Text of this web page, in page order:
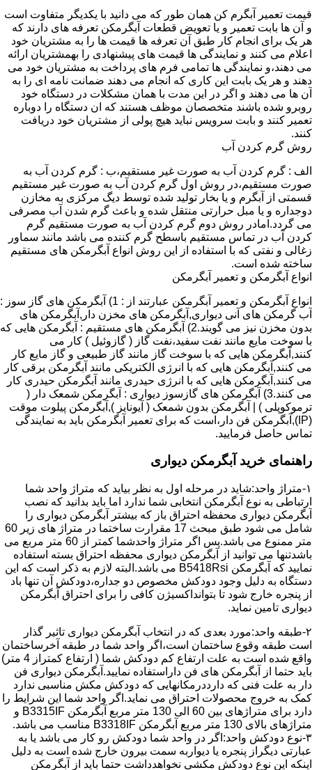
قیمت تعمیر آبگرم کن همان طور که می دانید با یکدیگر متفاوت است
و آن ها بابت تعمیر و یا تعویض قطعات آبگرمکن تعرفه های دارند که
هر یک برای انجام کار طبق آن تعرفه ها قیمت ها را به مشتریان خود
اعلام می کنند و نمایندگی ها قیمت های پیشنهادی را بهمشتریان ارائه
می دهند،و نمایندگی ها تمامی فرم های پرداخت به مشتریان خود می
دهند و هر یک بابت این کاری که انجام می دهند ضمانت نامه ای را به
آن ها می دهند و اگر در این مدت با همان مشکلات در دستگاه خود
روبرو شده باشند متخصصان موظف هستند که ان دستگاه را دوباره
تعمیر کنند و بابت سرویس نباید هیچ پولی از مشتریان خود دریافت
کنند.
روش گرم کردن آب
الف : گرم کردن آب به صورت غیر مستقیم،ب : گرم کردن آب به
صورت مستقیم،در روش اول گرم کردن آب به صورت غیر مستقیم
قسمتی از آبگرم و یا بخار تولید شده توسط دیگ مرکزی به مخازن
دوجداره و یا مبل حرارتی منتقل شده و باعث گرم شدن آب مصرفی
می گردد.امادر روش دوم گرم کردن آب به صورت مستقیم گرم
کردن آب در تماس مستقیم باسطح گرم کننده می باشد مانند سماور
زغالی و نفتی که با استفاده از این روش انواع آبگرمکن های مستقیم
ساخته شده است.
انواع آبگرمکن و تعمیر آبگرمکن
انواع آبگرمکن و تعمیر آبگرمکن عبارتند از : 1) آبگرمکن های گاز سوز :
آب گرمکن های آنی دیواری,آبگرمکن های مخزن دار,آبگرمکن های
بدون مخزن نیز می گویند.2) آبگرمکن های مستقیم : آبگرمکن هایی که
با سوخت مایع مانند نفت سفید،نفت گاز ( گازوئیل ) کار می
کنند,آبگرمکن هایی که با سوخت گاز مانند گاز طبیعی و گاز مایع کار
می کنند,آبگرمکن هایی که با انرژی الکتریکی مانند آبگرمکن برقی کار
می کنند,آبگرمکن هایی که با انرژی حیدری مانند آبگرمکن حیدری کار
می کنند.3) آبگرمکن های گازسوز دیواری : آبگرمکن شمعک دار (
ترموکوپلی ) | آبگرمکن بدون شمعک ( آیونایز ),آبگرمکن پیلوت موقت
(IP),آبگرمکن فن دار،است که برای تعمیر آبگرمکن باید به نمایندگی
تماس حاصل فرمایید.
راهنمای خرید آبگرمکن دیواری
۱-متراژ واحد:شاید در مرحله اول به نظر بیاید که متراژ واحد شما
ارتباطی به نوع آبگرمکن انتخابی شما ندارد اما باید بدانید که نصب
آبگرمکن دیواری محفظه احتراق باز که بیشتر آبگرمکن دیواری را
شامل می شود طبق مبحث 17 مقرارت ساختما در متراژ های زیر 60
متر ممنوع می باشد.پس اگر متراژ واحدشما کمتر از 60 متر مربع می
باشدتنها می توانید از آبگرمکن دیواری محفظه احتراق بسته استفاده
نمایید که آبگرمکن B5418Rsi می باشد.البته لازم به ذکر است که این
دستگاه به دلیل وجود دودکش مخصوص دو جداره،دودکش آن تنها باد
از پنجره خارج شود تا بتوانداکسیژن کافی را برای احتراق آبگرمکن
دیواری تامین نماید.
۲-طبقه واحد:مورد بعدی که در انتخاب آبگرمکن دیواری تاثیر گذار
است طبقه وقوع ساختمان است،اگر واحد شما در طبقه آخرساختمان
واقع شده است به علت ارتفاع کم دودکش شما ( ارتفاع کمتراز 4 متر)
باید حتما از آبگرمکن های فن داراستفاده نمایید.آبگرمکن دیواری فن
دار به علت فنی که دارددرمکانهایی که دودکش مکش مناسبی ندارد
کمک به خروج محصولات احتراق می نماید.اگر واحد شما این شرایط را
دارد برای متراژهای بین 60 الی 130 متر مربع آبگرمکن B3315IF و
متراژهای بالای 130 متر مربع آبگرمکن B3318IF مناسب می باشد.
۳-نوع دودکش واحد:اگر در واحد شما دودکش رو کار می باشد یا به
عبارتی دیگراز پنجره یا دیواربه سمت بیرون خارج شده است به دلیل
اینکه این نوع دودکش مکشی نخواهدداشت حتما باید از آبگرمکن